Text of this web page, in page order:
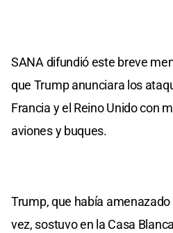
SANA difundió este breve
que Trump anunciara los
Francia y el Reino Unido con
aviones y buques.
Trump, que había
vez, sostuvo en la Casa